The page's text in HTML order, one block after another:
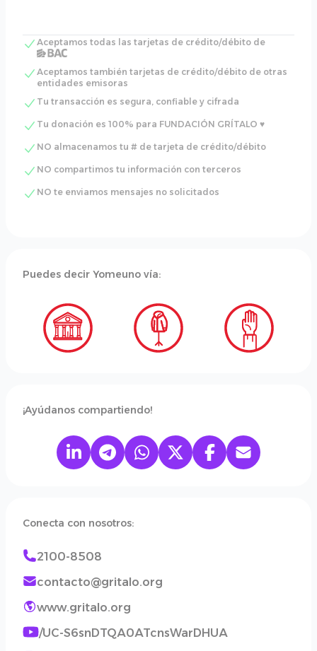
Aceptamos todas las tarjetas de crédito/débito de
Aceptamos también tarjetas de crédito/débito de otras
entidades emisoras
Tu transacción es segura, confiable y cifrada
Tu donación es 100% para FUNDACIÓN GRÍTALO ♥
NO almacenamos tu # de tarjeta de crédito/débito
NO compartimos tu información con terceros
NO te enviamos mensajes no solicitados
Puedes decir Yomeuno vía:
¡Ayúdanos compartiendo!
Conecta con nosotros:
2100-8508
contacto@gritalo.org
www.gritalo.org
/UC-S6snDTQA0ATcnsWarDHUA